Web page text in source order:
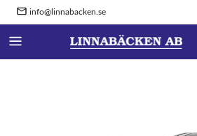
info@linnabacken.se